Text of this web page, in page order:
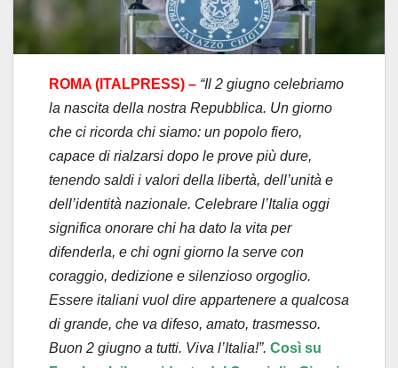
ROMA (ITALPRESS) – “Il 2 giugno celebriamo
la nascita della nostra Repubblica. Un giorno
che ci ricorda chi siamo: un popolo fiero,
capace di rialzarsi dopo le prove più dure,
tenendo saldi i valori della libertà, dell’unità e
dell’identità nazionale. Celebrare l’Italia oggi
significa onorare chi ha dato la vita per
difenderla, e chi ogni giorno la serve con
coraggio, dedizione e silenzioso orgoglio.
Essere italiani vuol dire appartenere a qualcosa
di grande, che va difeso, amato, trasmesso.
Buon 2 giugno a tutti. Viva l’Italia!”. Così su